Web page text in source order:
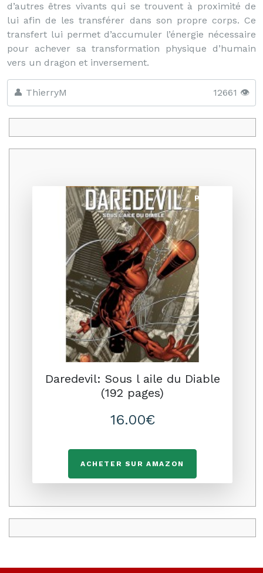
d’autres êtres vivants qui se trouvent à proximité de
lui afin de les transférer dans son propre corps. Ce
transfert lui permet d’accumuler l’énergie nécessaire
pour achever sa transformation physique d’humain
vers un dragon et inversement.
👤 ThierryM 12661 👁️
Promo
Daredevil: Sous l aile du Diable
(192 pages)
16.00€
ACHETER SUR AMAZON